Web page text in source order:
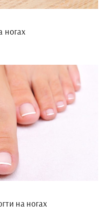
ногах
на ногах